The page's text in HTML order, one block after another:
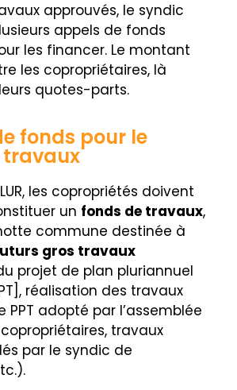
approuvés, le syndic
appels de fonds
les financer. Le montant
les copropriétaires, là
quotes-parts.
fonds pour le
travaux
les copropriétés doivent
un fonds de travaux,
commune destinée à
gros travaux
projet de plan pluriannuel
réalisation des travaux
PPT adopté par l’assemblée
travaux
par le syndic de